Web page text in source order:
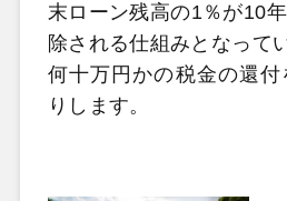
末ローン残高の1％が10
除される仕組みとなって
何十万円かの税金の還
りします。